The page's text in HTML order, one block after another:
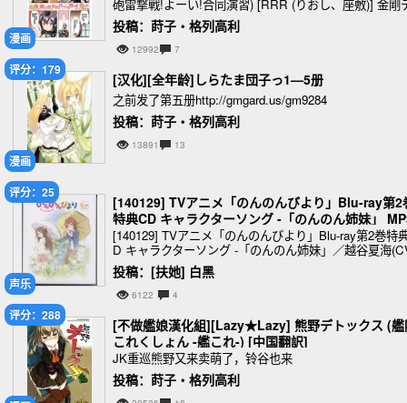
漫画
砲雷撃戦!よーい!合同演習) [RRR (りおし、座敷)] 金剛
スが、鎮守府の空気がバーニングラブデース!-改二- (艦
これくしょん-艦これ
投稿：莳子‧格列高利
12992 7
漫画
评分：179
[汉化][全年龄]しらたま団子っ1—5册
之前发了第五册http://gmgard.us/gm9284
投稿：莳子‧格列高利
13891 13
声乐
评分：25
[140129] TVアニメ「のんのんびより」Blu-ray第2
特典CD キャラクターソング -「のんのん姉妹」
X320K
[140129] TVアニメ「のんのんびより」Blu-ray第2巻特
D キャラクターソング -「のんのん姉妹」／越谷夏海
佐仓绫音)&越谷小鞠(CV.阿澄佳奈)
投稿：[扶她] 白黑
6122 4
评分：288
[不做艦娘漢化組][Lazy★Lazy] 熊野デトックス (艦
これくしょん -艦これ-) [中国翻訳]
JK重巡熊野又来卖萌了，铃谷也来
投稿：莳子‧格列高利